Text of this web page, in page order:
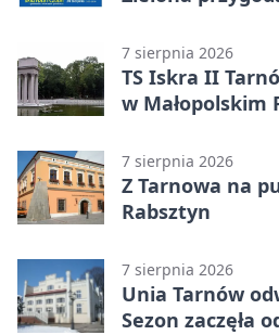
7 sierpnia 2026
TS Iskra II
w Małopolskim
7 sierpnia 2026
Z Tarnowa na
Rabsztyn
7 sierpnia 2026
Unia Tarnów
Sezon zaczęła